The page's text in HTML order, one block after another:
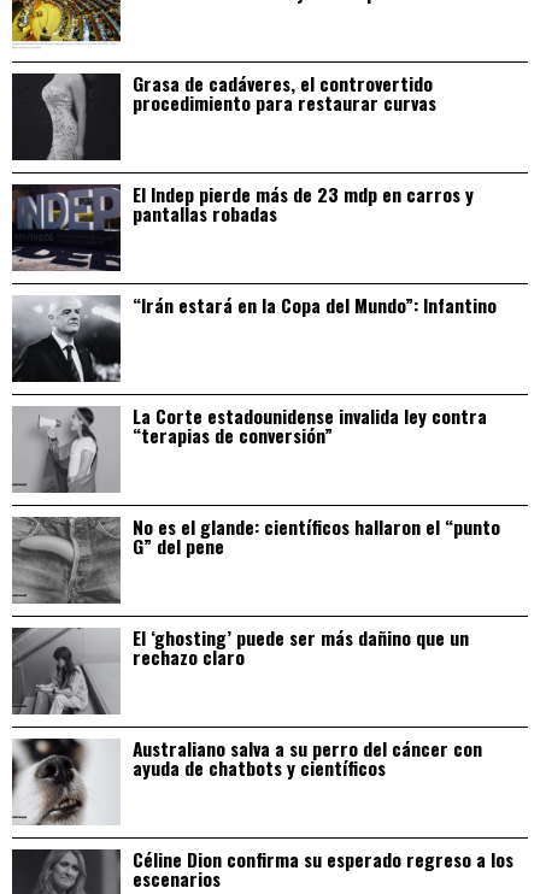
Grasa de cadáveres, el controvertido
procedimiento para restaurar curvas
El Indep pierde más de 23 mdp en carros y
pantallas robadas
“Irán estará en la Copa del Mundo”: Infantino
La Corte estadounidense invalida ley contra
“terapias de conversión”
No es el glande: científicos hallaron el “punto
G” del pene
El ‘ghosting’ puede ser más dañino que un
rechazo claro
Australiano salva a su perro del cáncer con
ayuda de chatbots y científicos
Céline Dion confirma su esperado regreso a los
escenarios